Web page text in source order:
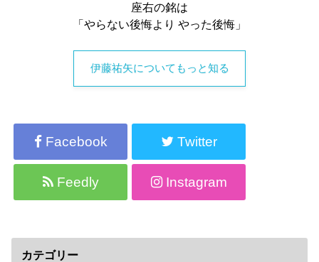
座右の銘は
「やらない後悔より やった後悔」
伊藤祐矢についてもっと知る
Facebook Twitter
Feedly Instagram
カテゴリー